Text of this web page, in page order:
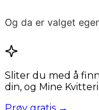
Og da er valget
Sliter du med å
din, og Mine